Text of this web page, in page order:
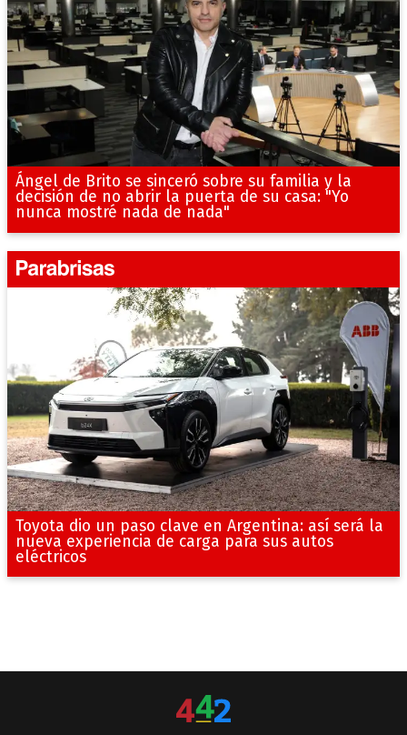
Ángel de Brito se sinceró sobre su familia y la
decisión de no abrir la puerta de su casa: "Yo
nunca mostré nada de nada"
Toyota dio un paso clave en Argentina: así será la
nueva experiencia de carga para sus autos
eléctricos